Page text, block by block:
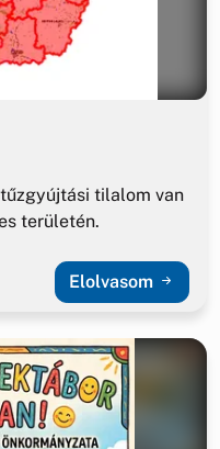
tilalom van
területén.
Elolvasom